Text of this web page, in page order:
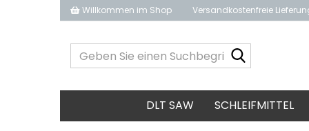
Willkommen im Shop Versandkostenfreie
Sie
ein...
DLT SAW SCHLEIFMITTEL